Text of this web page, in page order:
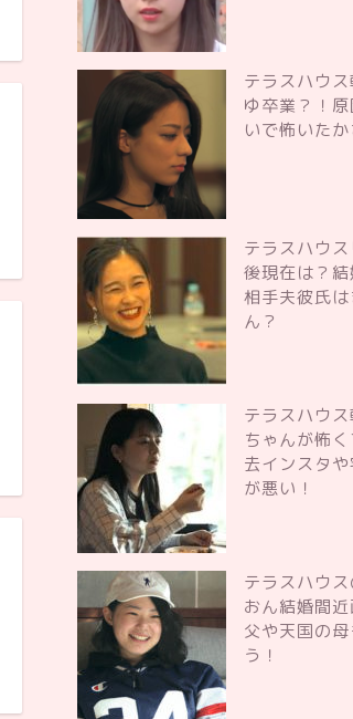
テラスハウ
ゆ卒業？！
いで怖いたか
テラスハウ
後現在は？
相手夫彼氏
ん？
テラスハウ
ちゃんが怖
去インスタ
が悪い！
テラスハウ
おん結婚間近
父や天国の
う！